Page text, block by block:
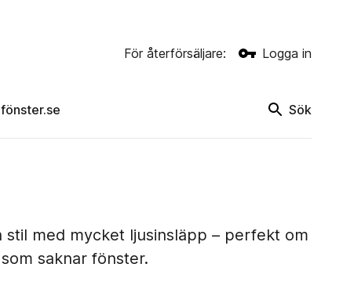
För återförsäljare: Logga in
Sök
stil med mycket ljusinsläpp – perfekt om
saknar fönster.